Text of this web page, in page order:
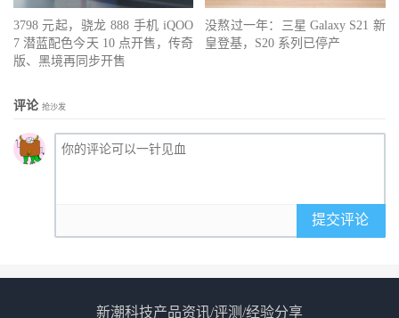
3798 元起，骁龙 888 手机 iQOO
7 潜蓝配色今天 10 点开售，传奇
版、黑境再同步开售
没熬过一年：三星 Galaxy S21 新
皇登基，S20 系列已停产
评论 抢沙发
提交评论
新潮科技产品资讯/评测/经验分享